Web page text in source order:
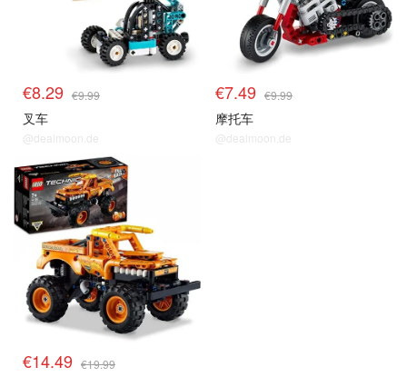
€8.29 €9.99
叉车
@dealmoon.de
€7.49 €9.99
摩托车
@dealmoon.de
€14.49 €19.99